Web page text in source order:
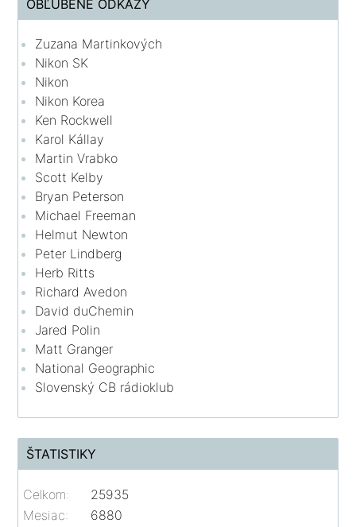
OBĽÚBENÉ ODKAZY
Zuzana Martinkových
Nikon SK
Nikon
Nikon Korea
Ken Rockwell
Karol Kállay
Martin Vrabko
Scott Kelby
Bryan Peterson
Michael Freeman
Helmut Newton
Peter Lindberg
Herb Ritts
Richard Avedon
David duChemin
Jared Polin
Matt Granger
National Geographic
Slovenský CB rádioklub
ŠTATISTIKY
Celkom:
25935
Mesiac:
6880